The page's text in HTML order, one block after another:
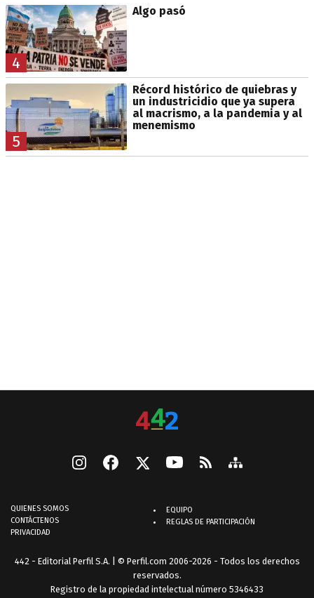
4
Algo pasó
5
Récord histórico de quiebras y
un industricidio que ya supera
al macrismo, a la pandemia y al
menemismo
QUIENES SOMOS
CONTÁCTENOS
PRIVACIDAD
EQUIPO
REGLAS DE PARTICIPACIÓN
442 - Editorial Perfil S.A. | © Perfil.com 2006-2026 - Todos los derechos
reservados.
Registro de la propiedad intelectual número 5346433